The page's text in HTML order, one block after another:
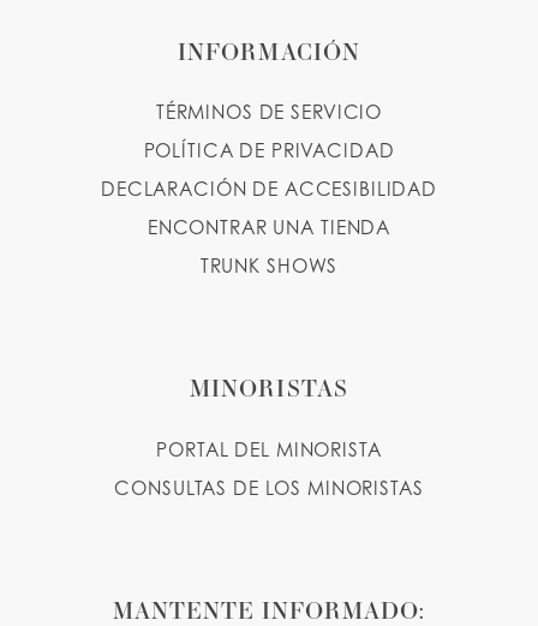
INFORMACIÓN
TÉRMINOS DE SERVICIO
POLÍTICA DE PRIVACIDAD
DECLARACIÓN DE ACCESIBILIDAD
ENCONTRAR UNA TIENDA
TRUNK SHOWS
MINORISTAS
PORTAL DEL MINORISTA
CONSULTAS DE LOS MINORISTAS
MANTENTE INFORMADO: